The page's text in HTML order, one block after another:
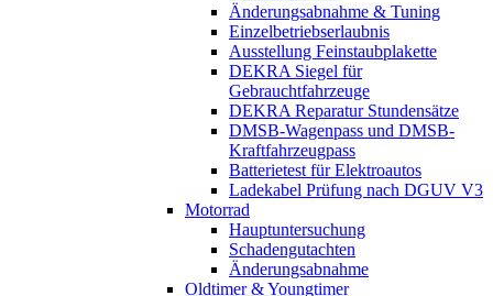
Änderungsabnahme & Tuning
Einzelbetriebserlaubnis
Ausstellung Feinstaubplakette
DEKRA Siegel für
Gebrauchtfahrzeuge
DEKRA Reparatur Stundensätze
DMSB-Wagenpass und DMSB-
Kraftfahrzeugpass
Batterietest für Elektroautos
Ladekabel Prüfung nach DGUV V3
Motorrad
Hauptuntersuchung
Schadengutachten
Änderungsabnahme
Oldtimer & Youngtimer